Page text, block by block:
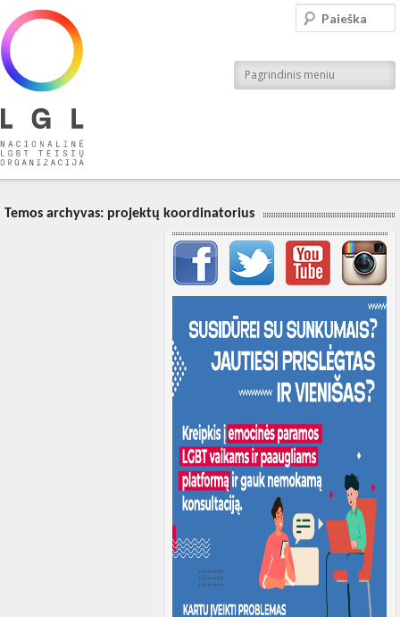
Nacionalinė LGBT teisių organizacija
Pagrindinis meniu
Paieška
Temos archyvas: projektų koordinatorius
Svarbių įrašų meniu